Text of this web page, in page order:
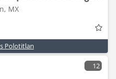
MX
Polotitlan
12